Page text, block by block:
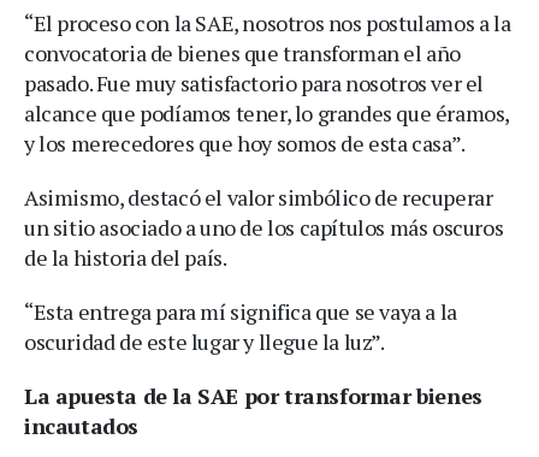
“El proceso con la SAE, nosotros nos postulamos a la
convocatoria de bienes que transforman el año
pasado. Fue muy satisfactorio para nosotros ver el
alcance que podíamos tener, lo grandes que éramos,
y los merecedores que hoy somos de esta casa”.
Asimismo, destacó el valor simbólico de recuperar
un sitio asociado a uno de los capítulos más oscuros
de la historia del país.
“Esta entrega para mí significa que se vaya a la
oscuridad de este lugar y llegue la luz”.
La apuesta de la SAE por transformar bienes
incautados